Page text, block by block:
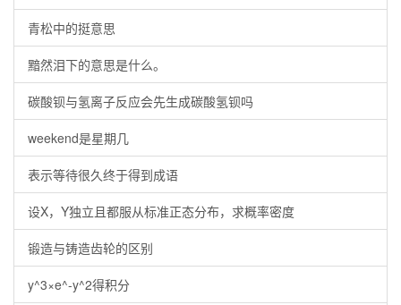
青松中的挺意思
黯然泪下的意思是什么。
碳酸钡与氢离子反应会先生成碳酸氢钡吗
weekend是星期几
表示等待很久终于得到成语
设X，Y独立且都服从标准正态分布，求概率密度
锻造与铸造齿轮的区别
y^3×e^-y^2得积分